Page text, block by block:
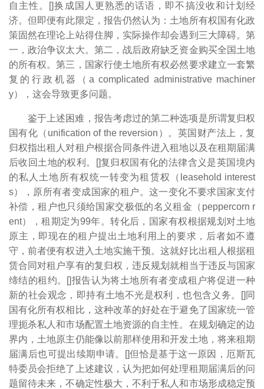
自主性。[]换成国人更熟悉的话语，即不搞没收和计划经
济。但即便有此限定，报告仍然认为：土地所有权国有化政
策固然在理论上站得住脚，实际操作却会遇到三大障碍。第
一，政治争议太大。第二，战后政府缺乏资金购买全国土地
的所有权。第三，国家行使土地所有权必然要求建立一套繁
复的行政机器（a complicated administrative machiner
y），这会导致更多问题。
鉴于上述困难，报告考虑过的第二种选项是所谓复归权
国有化（unification of the reversion）。英国财产法上，复
归权指出租人对租户根据合同条件进入租地以及在租期届满
后收回土地的权利。[]复归权国有化的法律含义是英国境内
的私人土地所有权统一转变为租赁权（leasehold interest
s），原所有者变成国家的租户。这一变化不要求国家支付
补偿，租户也只须给国家交极低的名义租金（peppercorn r
ent），租期定为99年。转化后，国家有权根据规划对土地
原主，即现在的租户提出土地利用上的要求，后者如不遵
守，前者便有权进入土地实施干预。这就好比出租人根据租
赁合同对租户享有的复归权，违反规划就相当于违反与国家
缔结的租约。[]报告认为将土地所有者变成租户将促进一种
新的社会观念，即持有土地不光是权利，也包含义务。[]同
国有化所有权相比，这种改革的好处在于避免了国家统一管
理扼杀私人和市场配置土地资源的自主性。在规划确定的边
界内，土地原主仍能像以前那样使用和开发土地，将来租期
届满后也可提出续期申请。[]但恰是基于这一原因，厄斯瓦
特委员会拒绝了上述建议，认为把如何处理租期届满后的问
题留待未来，不确定性极大，不利于私人和市场形成稳定预